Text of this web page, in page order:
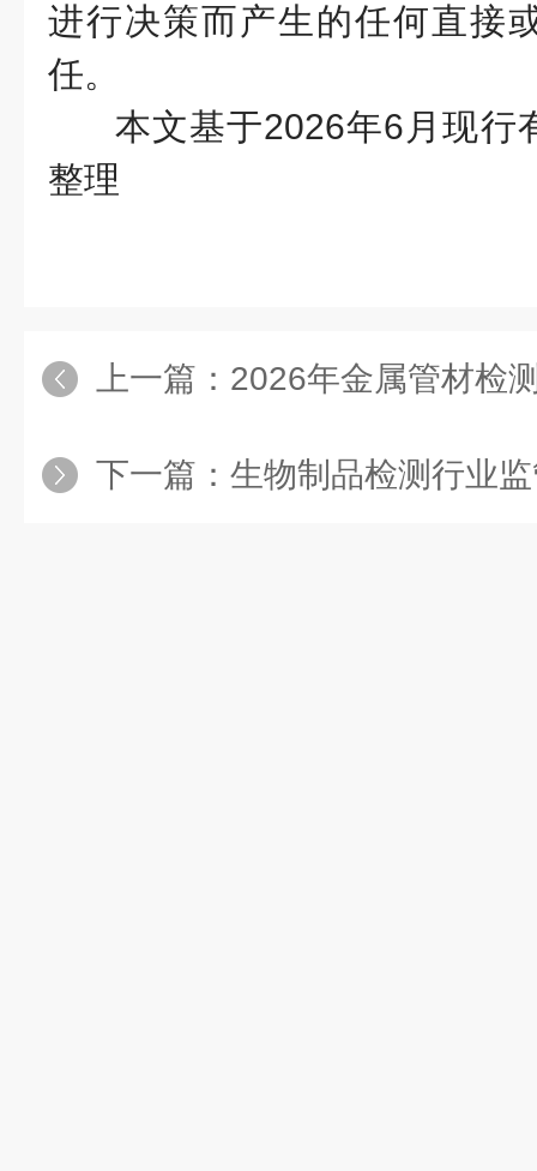
进行决策而产生的任何直接
任。
本文基于2026年6月现行
整理
上一篇： 2026年金属管材检测行
下一篇： 生物制品检测行业监管趋严